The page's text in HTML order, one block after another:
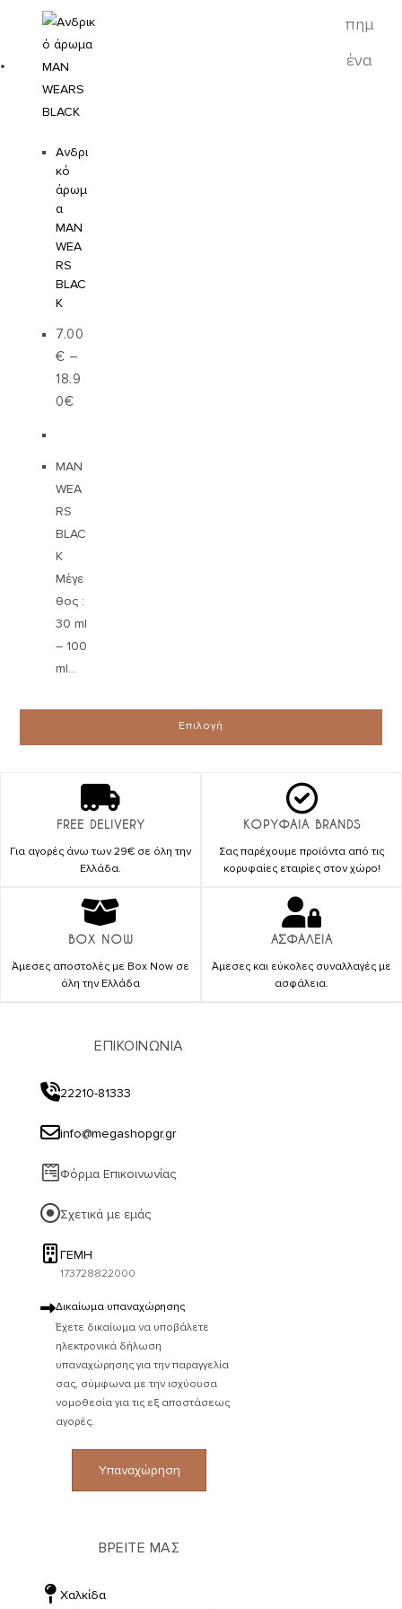
Επιλογή
πημ
ένα
Ανδρι
κό
άρωμ
α
MAN
WEA
RS
BLAC
K
7.00
€ –
18.9
0€
MAN
WEA
RS
BLAC
K
Μέγε
θος :
30 ml
– 100
ml…
FREE DELIVERY
Για αγορές άνω των 29€ σε όλη την
Ελλάδα.
ΚΟΡΥΦΑΙΑ BRANDS
Σας παρέχουμε προϊόντα από τις
κορυφαίες εταιρίες στον χώρο!
BOX NOW
Άμεσες αποστολές με Box Now σε
όλη την Ελλάδα
ΑΣΦΑΛΕΙΑ
Άμεσες και εύκολες συναλλαγές με
ασφάλεια.
ΕΠΙΚΟΙΝΩΝΙΑ
22210-81333
info@megashopgr.gr
Φόρμα Επικοινωνίας
Σχετικά με εμάς
ΓΕΜΗ
173728822000
Δικαίωμα υπαναχώρησης
Έχετε δικαίωμα να υποβάλετε
ηλεκτρονικά δήλωση
υπαναχώρησης για την παραγγελία
σας, σύμφωνα με την ισχύουσα
νομοθεσία για τις εξ αποστάσεως
αγορές.
Υπαναχώρηση
ΒΡΕΙΤΕ ΜΑΣ
Χαλκίδα